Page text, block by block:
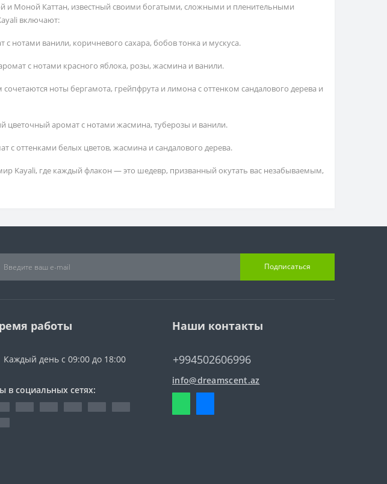
и Моной Каттан, известный своими богатыми, сложными и пленительными
включают:
нотами ванили, коричневого сахара, бобов тонка и мускуса.
с нотами красного яблока, розы, жасмина и ванили.
ноты бергамота, грейпфрута и лимона с оттенком сандалового дерева и
цветочный аромат с нотами жасмина, туберозы и ванили.
с оттенками белых цветов, жасмина и сандалового дерева.
Kayali, где каждый флакон — это шедевр, призванный окутать вас незабываемым,
Подписаться
работы
Каждый день с 09:00 до 18:00
в социальных сетях:
Наши контакты
+994502606996
info@dreamscent.az